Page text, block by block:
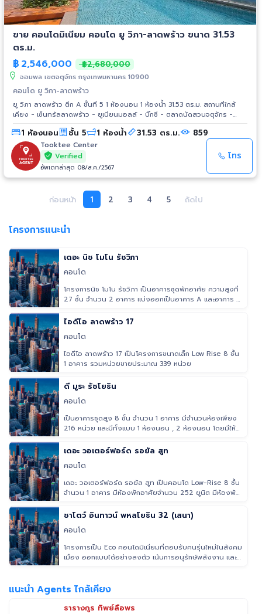
ขาย คอนโดมิเนียม คอนโด ยู วิภา-ลาดพร้าว ขนาด 31.53
ตร.ม.
฿ 2,546,000 ฿2,680,000
จอมพล เขตจตุจักร กรุงเทพมหานคร 10900
คอนโด ยู วิภา-ลาดพร้าว
ยู วิภา ลาดพร้าว ตึก A ชั้นที่ 5 1 ห้องนอน 1 ห้องน้ำ 31.53 ตร.ม. สถานที่ใกล้
เคียง - เซ็นทรัลลาดพร้าว - ยูเนี่ยนมอลล์ - บิ๊กซี - ตลาดนัดสวนจตุจักร -
ตลาดนัดหลังการบินไทย
1 ห้องนอน ชั้น 5 1 ห้องน้ำ 31.53 ตร.ม. 859
Tooktee Center
Verified
อัพเดทล่าสุด 08/ส.ค./2567
โทร
ก่อนหน้า 1 2 3 4 5 ถัดไป
โครงการแนะนำ
เดอะ นิช โมโน รัชวิภา
คอนโด
โครงการนิช โมโน รัชวิภา เป็นอาคารชุดพักอาศัย ความสูงที่
27 ชั้น จำนวน 2 อาคาร แบ่งออกเป็นอาคาร A และอาคาร B
ไอดีโอ ลาดพร้าว 17
คอนโด
ไอดีโอ ลาดพร้าว 17 เป็นโครงการขนาดเล็ก Low Rise 8 ชั้น
1 อาคาร รวมหน่วยขายประมาณ 339 หน่วย
ดี มูระ รัชโยธิน
คอนโด
เป็นอาคารชุดสูง 8 ชั้น จำนวน 1 อาคาร มีจำนวนห้องเพียง
216 หน่วย และมีทั้งแบบ 1 ห้องนอน , 2 ห้องนอน โดยมีให้
เดอะ วอเตอร์ฟอร์ด รอยัล สูท
คอนโด
เดอะ วอเตอร์ฟอร์ด รอยัล สูท เป็นคอนโด Low-Rise 8 ชั้น
จำนวน 1 อาคาร มีห้องพักอาศัยจำนวน 252 ยูนิต มีห้องพัก
ชาโตว์ อินทาวน์ พหลโยธิน 32 (เสนา)
คอนโด
โครงการเป็น Eco คอนโดมิเนียมที่ตอบรับคนรุ่นใหม่ในสังคม
เมือง ออกแบบได้อย่างลงตัว เน้นการอนุรักษ์พลังงาน และ
แนะนำ Agents ไกล้เคียง
ธารางกูร ทิพย์ลือพร